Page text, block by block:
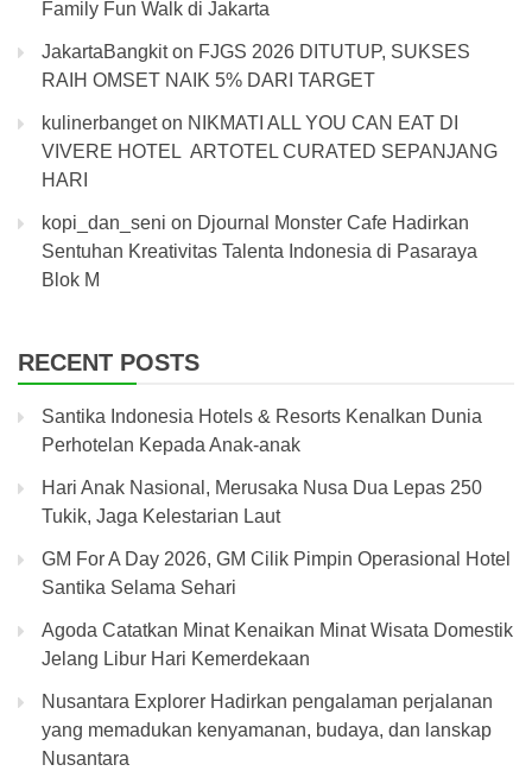
Family Fun Walk di Jakarta
JakartaBangkiton FJGS 2026 DITUTUP, SUKSES
RAIH OMSET NAIK 5% DARI TARGET
kulinerbangeton NIKMATI ALL YOU CAN EAT DI
VIVERE HOTEL ARTOTEL CURATED SEPANJANG
HARI
kopi_dan_seni on Djournal Monster Cafe Hadirkan
Sentuhan Kreativitas Talenta Indonesia di Pasaraya
Blok M
RECENT POSTS
Santika Indonesia Hotels & Resorts Kenalkan Dunia
Perhotelan Kepada Anak-anak
Hari Anak Nasional, Merusaka Nusa Dua Lepas 250
Tukik, Jaga Kelestarian Laut
GM For A Day 2026, GM Cilik Pimpin Operasional Hotel
Santika Selama Sehari
Agoda Catatkan Minat Kenaikan Minat Wisata Domestik
Jelang Libur Hari Kemerdekaan
Nusantara Explorer Hadirkan pengalaman perjalanan
yang memadukan kenyamanan, budaya, dan lanskap
Nusantara